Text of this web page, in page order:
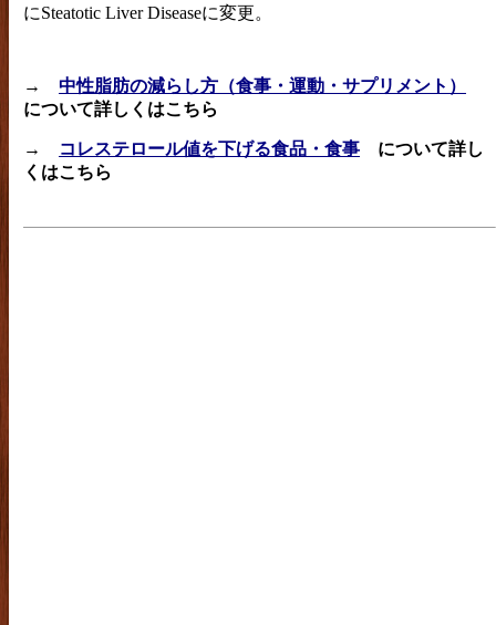
にSteatotic Liver Diseaseに変更。
→ 中性脂肪の減らし方（食事・運動・サプリメント）
について詳しくはこちら
→ コレステロール値を下げる食品・食事 について詳し
くはこちら